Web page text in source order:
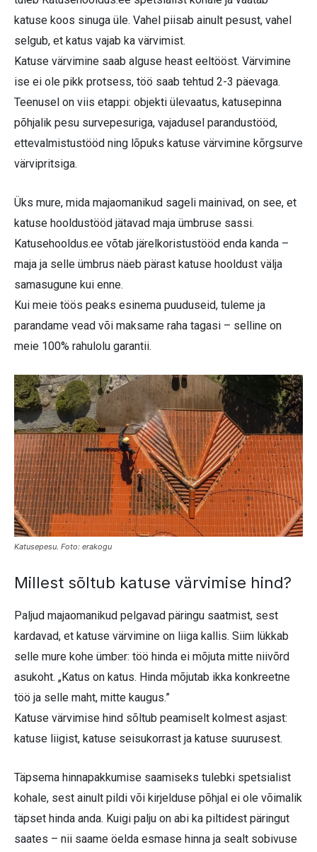
katuse koos sinuga üle. Vahel piisab ainult pesust, vahel
selgub, et katus vajab ka värvimist.
Katuse värvimine saab alguse heast eeltööst. Värvimine
ise ei ole pikk protsess, töö saab tehtud 2-3 päevaga.
Teenusel on viis etappi: objekti ülevaatus, katusepinna
põhjalik pesu survepesuriga, vajadusel parandustööd,
ettevalmistustööd ning lõpuks katuse värvimine kõrgsurve
värvipritsiga.
Üks mure, mida majaomanikud sageli mainivad, on see, et
katuse hooldustööd jätavad maja ümbruse sassi.
Katusehooldus.ee võtab järelkoristustööd enda kanda –
maja ja selle ümbrus näeb pärast katuse hooldust välja
samasugune kui enne.
Kui meie töös peaks esinema puuduseid, tuleme ja
parandame vead või maksame raha tagasi – selline on
meie 100% rahulolu garantii.
Katusepesu. Foto: erakogu
Millest sõltub katuse värvimise hind?
Paljud majaomanikud pelgavad päringu saatmist, sest
kardavad, et katuse värvimine on liiga kallis. Siim lükkab
selle mure kohe ümber: töö hinda ei mõjuta mitte niivõrd
asukoht. „Katus on katus. Hinda mõjutab ikka konkreetne
töö ja selle maht, mitte kaugus.”
Katuse värvimise hind sõltub peamiselt kolmest asjast:
katuse liigist, katuse seisukorrast ja katuse suurusest.
Täpsema hinnapakkumise saamiseks tulebki spetsialist
kohale, sest ainult pildi või kirjelduse põhjal ei ole võimalik
täpset hinda anda. Kuigi palju on abi ka piltidest päringut
saates – nii saame öelda esmase hinna ja sealt sobivuse